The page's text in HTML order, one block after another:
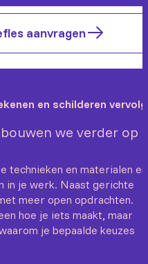
aanvragen
en schilderen vervolg
we verder op
technieken en materialen en
in je werk. Naast gerichte
meer open opdrachten.
hoe je iets maakt, maar
je bepaalde keuzes